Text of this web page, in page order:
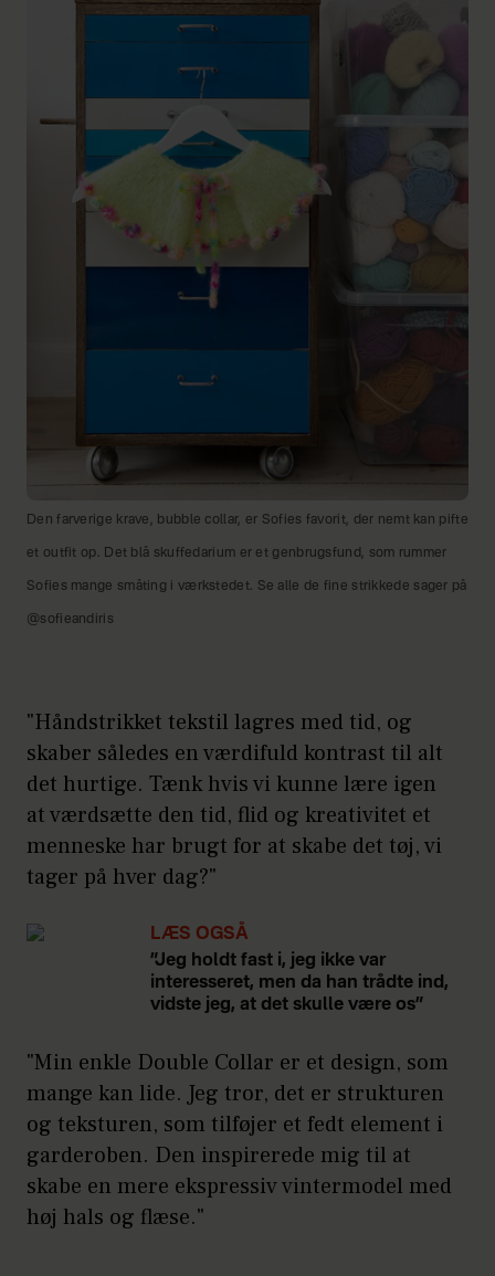
Den farverige krave, bubble collar, er Sofies favorit, der nemt kan pifte
et outfit op. Det blå skuffedarium er et genbrugsfund, som rummer
Sofies mange småting i værkstedet. Se alle de fine strikkede sager på
@sofieandiris
"Håndstrikket tekstil lagres med tid, og
skaber således en værdifuld kontrast til alt
det hurtige. Tænk hvis vi kunne lære igen
at værdsætte den tid, flid og kreativitet et
menneske har brugt for at skabe det tøj, vi
tager på hver dag?"
LÆS OGSÅ
”Jeg holdt fast i, jeg ikke var
interesseret, men da han trådte ind,
vidste jeg, at det skulle være os”
"Min enkle Double Collar er et design, som
mange kan lide. Jeg tror, det er strukturen
og teksturen, som tilføjer et fedt element i
garderoben. Den inspirerede mig til at
skabe en mere ekspressiv vintermodel med
høj hals og flæse."